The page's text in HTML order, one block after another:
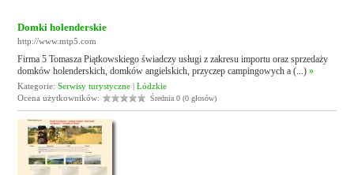
Domki holenderskie
http://www.mtp5.com
Firma 5 Tomasza Piątkowskiego świadczy usługi z zakresu importu oraz sprzedaży
domków holenderskich, domków angielskich, przyczep campingowych a (...)»
Kategorie:Serwisy turystyczne |Łódzkie
Ocena użytkowników:
Średnia 0 (0 głosów)